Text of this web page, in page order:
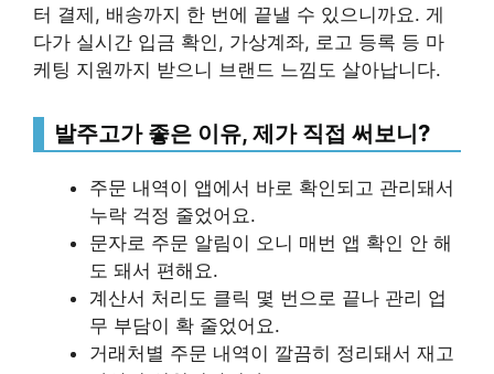
터 결제, 배송까지 한 번에 끝낼 수 있으니까요. 게
다가 실시간 입금 확인, 가상계좌, 로고 등록 등 마
케팅 지원까지 받으니 브랜드 느낌도 살아납니다.
발주고가 좋은 이유, 제가 직접 써보니?
주문 내역이 앱에서 바로 확인되고 관리돼서
누락 걱정 줄었어요.
문자로 주문 알림이 오니 매번 앱 확인 안 해
도 돼서 편해요.
계산서 처리도 클릭 몇 번으로 끝나 관리 업
무 부담이 확 줄었어요.
거래처별 주문 내역이 깔끔히 정리돼서 재고